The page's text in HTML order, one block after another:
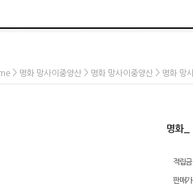
> 명화 망사이중양산 > 명화 망사이중양산 > 명화 망
명화_
적립금
판매가